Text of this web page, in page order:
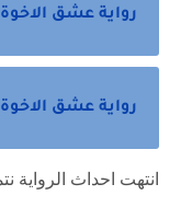
رواية عشق
رواية عشق الاخوة
انتهت احداث الرواية